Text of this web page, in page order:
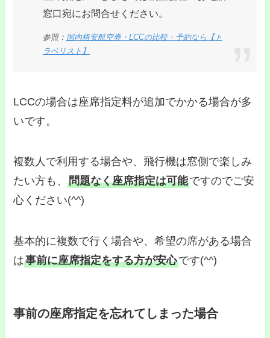
窓口宛にお問合せください。
参照： 国内格安航空券・LCCの比較・予約なら【ト
ラベリスト】
LCCの場合は座席指定料が追加でかかる場合が多
いです。
複数人で利用する場合や、飛行機は窓側で楽しみ
たい方も、問題なく座席指定は可能ですのでご安
心ください(^^)
基本的に複数で行く場合や、希望の席がある場合
は事前に座席指定をする方が安心です(^^)
事前の座席指定を忘れてしまった場合